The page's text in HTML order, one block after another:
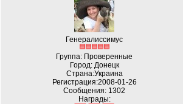
Генералиссимус
Группа: Проверенные
Город: Донецк
Страна:Украина
Регистрация:2008-01-26
Сообщения: 1302
Награды: